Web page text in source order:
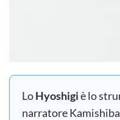
LoHyoshigiè lo
narratore